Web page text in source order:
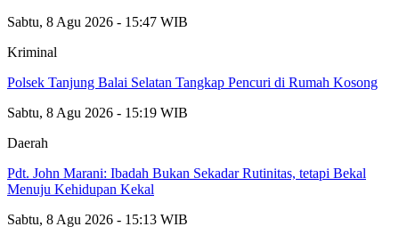
Sabtu, 8 Agu 2026 - 15:47 WIB
Kriminal
Polsek Tanjung Balai Selatan Tangkap Pencuri di Rumah Kosong
Sabtu, 8 Agu 2026 - 15:19 WIB
Daerah
Pdt. John Marani: Ibadah Bukan Sekadar Rutinitas, tetapi Bekal
Menuju Kehidupan Kekal
Sabtu, 8 Agu 2026 - 15:13 WIB